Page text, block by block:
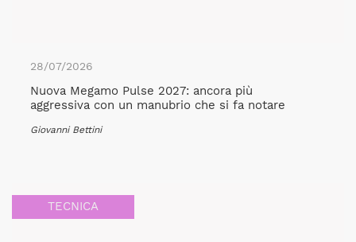
28/07/2026
Nuova Megamo Pulse 2027: ancora più
aggressiva con un manubrio che si fa notare
Giovanni Bettini
TECNICA